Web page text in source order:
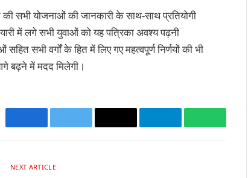
सभी योजनाओं की जानकारी के साथ-साथ प्रतियोगी
में लगे सभी युवाओं को यह पत्रिका अवश्य पढ़नी
सभी वर्गों के हित में लिए गए महत्वपूर्ण निर्णयों की भी
बढ़ने में मदद मिलेगी।
FacebookTwitter Email TelegramWhatsApp
NEXT ARTICLE